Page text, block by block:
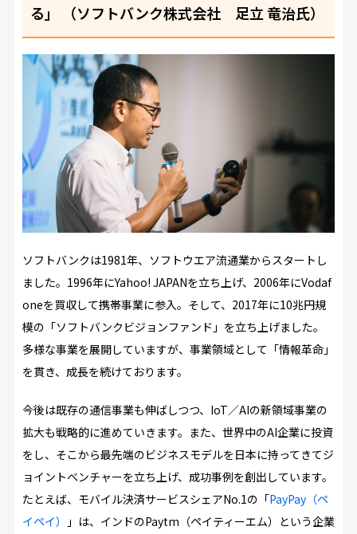
る」 （ソフトバンク株式会社 足立 竜治氏）
ソフトバンクは1981年、ソフトウエア流通業からスタートし
ました。1996年にYahoo! JAPANを立ち上げ、2006年にVodaf
oneを買収して携帯事業に参入。そして、2017年に10兆円規
模の「ソフトバンクビジョンファンド」を立ち上げました。
多様な事業を展開していますが、事業領域として「情報革命」
を貫き、成長を続けております。
今後は既存の通信事業も伸ばしつつ、IoT／AIの新領域事業の
拡大も戦略的に進めていきます。また、世界中のAI企業に投資
をし、そこから最先端のビジネスモデルを日本に持ってきてジ
ョイントベンチャーを立ち上げ、成功事例を創出しています。
たとえば、モバイル決済サービスシェアNo.1の「PayPay（ペ
イペイ）
」は、インドのPaytm（ペイティーエム）という企業